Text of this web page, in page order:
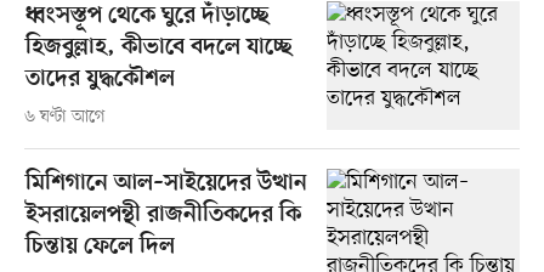
ধ্বংসস্তূপ থেকে ঘুরে দাঁড়াচ্ছে
হিজবুল্লাহ, কীভাবে বদলে যাচ্ছে
তাদের যুদ্ধকৌশল
৬ ঘণ্টা আগে
মিশিগানে আল–সাইয়েদের উত্থান
ইসরায়েলপন্থী রাজনীতিকদের কি
চিন্তায় ফেলে দিল